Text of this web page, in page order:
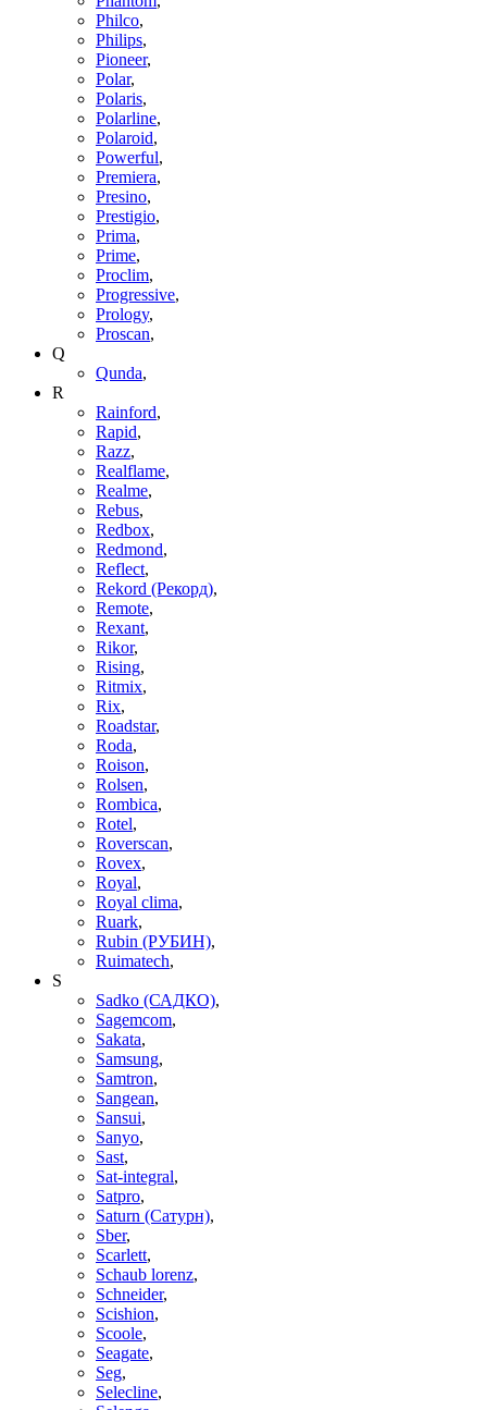
Philco,
Philips,
Pioneer,
Polar,
Polaris,
Polarline,
Polaroid,
Powerful,
Premiera,
Presino,
Prestigio,
Prima,
Prime,
Proclim,
Progressive,
Prology,
Proscan,
Q
Qunda,
R
Rainford,
Rapid,
Razz,
Realflame,
Realme,
Rebus,
Redbox,
Redmond,
Reflect,
Rekord (Рекорд),
Remote,
Rexant,
Rikor,
Rising,
Ritmix,
Rix,
Roadstar,
Roda,
Roison,
Rolsen,
Rombica,
Rotel,
Roverscan,
Rovex,
Royal,
Royal clima,
Ruark,
Rubin (РУБИН),
Ruimatech,
S
Sadko (САДКО),
Sagemcom,
Sakata,
Samsung,
Samtron,
Sangean,
Sansui,
Sanyo,
Sast,
Sat-integral,
Satpro,
Saturn (Сатурн),
Sber,
Scarlett,
Schaub lorenz,
Schneider,
Scishion,
Scoole,
Seagate,
Seg,
Selecline,